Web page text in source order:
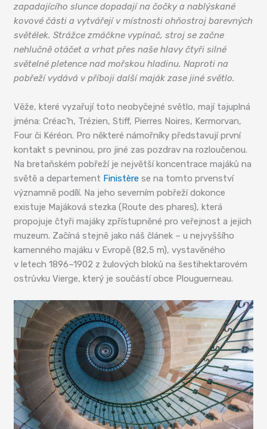
zapadajícího slunce dopadají na čočky a nablýskané
kovové části a vytvářejí v místnosti ohňostroj barevných
světélek. Strážce zmáčkne vypínač, stroj se začne
nehlučně otáčet a vrhat přes naše hlavy čtyři silné
světelné pletence nad mořskou hladinu. Naproti na
pobřeží vydává v příboji další maják zase jiné světlo.
Věže, které vyzařují toto neobyčejné světlo, mají tajuplná
jména: Créac’h, Trézien, Stiff, Pierres Noires, Kermorvan,
Four či Kéréon. Pro některé námořníky představují první
kontakt s pevninou, pro jiné zas pozdrav na rozloučenou.
Na bretaňském pobřeží je největší koncentrace majáků na
světě a departement Finistère se na tomto prvenství
významně podílí. Na jeho severním pobřeží dokonce
existuje Majáková stezka (Route des phares), která
propojuje čtyři majáky zpřístupněné pro veřejnost a jejich
muzeum. Začíná stejně jako náš článek – u nejvyššího
kamenného majáku v Evropě (82,5 m), vystavěného
v letech 1896–1902 z žulových bloků na šestihektarovém
ostrůvku Vierge, který je součástí obce Plouguerneau.